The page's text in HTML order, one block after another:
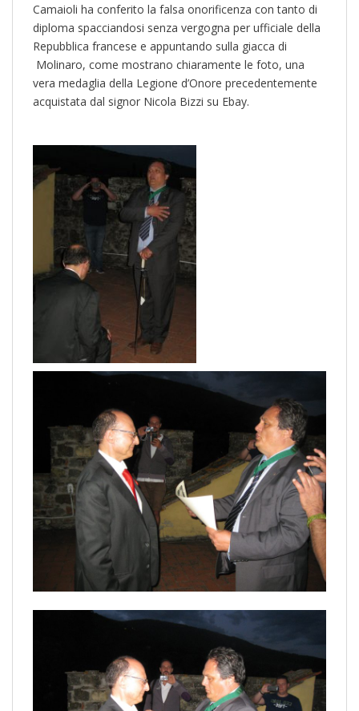
Camaioli ha conferito la falsa onorificenza con tanto di
diploma spacciandosi senza vergogna per ufficiale della
Repubblica francese e appuntando sulla giacca di
Molinaro, come mostrano chiaramente le foto, una
vera medaglia della Legione d’Onore precedentemente
acquistata dal signor Nicola Bizzi su Ebay.